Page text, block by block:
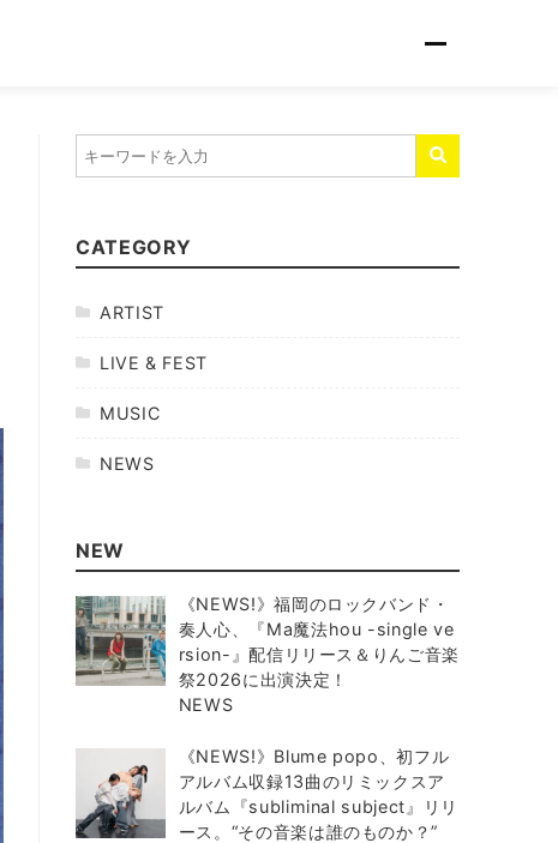
CATEGORY
ARTIST
LIVE & FEST
MUSIC
NEWS
NEW
《NEWS!》福岡のロックバンド・
奏人心、『Ma魔法hou -single ve
rsion-』配信リリース＆りんご音楽
祭2026に出演決定！
NEWS
《NEWS!》Blume popo、初フル
アルバム収録13曲のリミックスア
ルバム『subliminal subject』リリ
ース。“その音楽は誰のものか？”